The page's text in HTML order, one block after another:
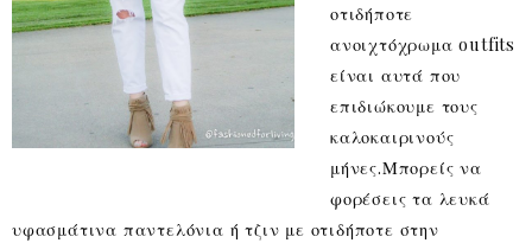
οτιδήποτε
ανοιχτόχρωμα outfits
είναι αυτά που
επιδιώκουμε τους
καλοκαιρινούς
μήνες.Μπορείς να
φορέσεις τα λευκά
υφασμάτινα παντελόνια ή τζιν με οτιδήποτε στην